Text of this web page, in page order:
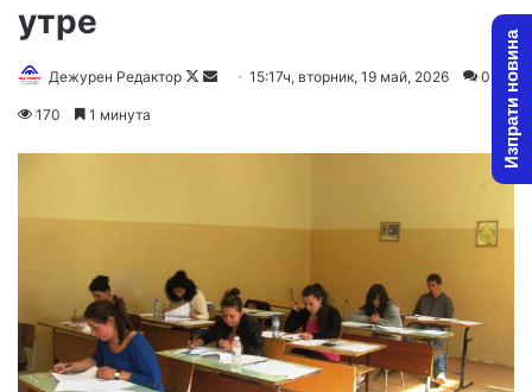
утре
Дежурен Редактор
Follow
Send15:17ч, вторник, 19 май, 2026 0
170 1 минута Изпрати новина